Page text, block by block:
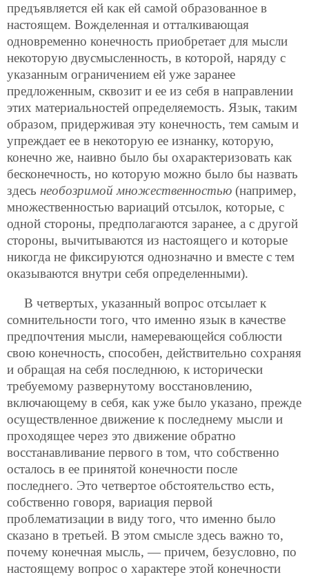
предъявляется ей как ей самой образованное в
настоящем. Вожделенная и отталкивающая
одновременно конечность приобретает для мысли
некоторую двусмысленность, в которой, наряду с
указанным ограничением ей уже заранее
предложенным, сквозит и ее из себя в направлении
этих материальностей определяемость. Язык, таким
образом, придерживая эту конечность, тем самым и
упреждает ее в некоторую ее изнанку, которую,
конечно же, наивно было бы охарактеризовать как
бесконечность, но которую можно было бы назвать
здесь необозримой множественностью (например,
множественностью вариаций отсылок, которые, с
одной стороны, предполагаются заранее, а с другой
стороны, вычитываются из настоящего и которые
никогда не фиксируются однозначно и вместе с тем
оказываются внутри себя определенными).
В четвертых, указанный вопрос отсылает к
сомнительности того, что именно язык в качестве
предпочтения мысли, намеревающейся соблюсти
свою конечность, способен, действительно сохраняя
и обращая на себя последнюю, к исторически
требуемому развернутому восстановлению,
включающему в себя, как уже было указано, прежде
осуществленное движение к последнему мысли и
проходящее через это движение обратно
восстанавливание первого в том, что собственно
осталось в ее принятой конечности после
последнего. Это четвертое обстоятельство есть,
собственно говоря, вариация первой
проблематизации в виду того, что именно было
сказано в третьей. В этом смысле здесь важно то,
почему конечная мысль, — причем, безусловно, по
настоящему вопрос о характере этой конечности